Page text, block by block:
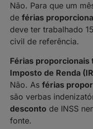
Não. Para que um
de férias
deve ter trabalhado
civil de referência.
Férias proporcionais
Imposto de Renda
Não. As férias
são verbas
desconto de INSS
fonte.